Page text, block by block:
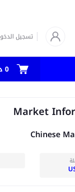
تسجيل
0 د.ع
Market
Chinese